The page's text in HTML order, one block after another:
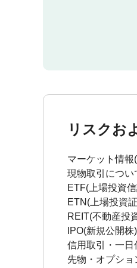
リスクお
マーケット情
現物取引につい
ETF(上場投資
ETN(上場投資
REIT(不動産投
IPO(新規公開
信用取引・一日
先物・オプショ